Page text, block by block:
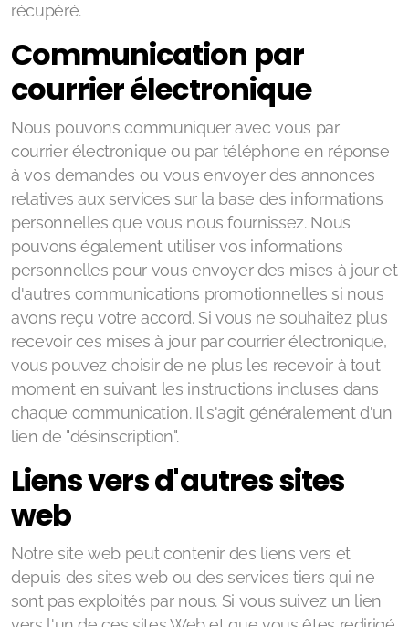
récupéré.
Communication par
courrier électronique
Nous pouvons communiquer avec vous par
courrier électronique ou par téléphone en réponse
à vos demandes ou vous envoyer des annonces
relatives aux services sur la base des informations
personnelles que vous nous fournissez. Nous
pouvons également utiliser vos informations
personnelles pour vous envoyer des mises à jour et
d'autres communications promotionnelles si nous
avons reçu votre accord. Si vous ne souhaitez plus
recevoir ces mises à jour par courrier électronique,
vous pouvez choisir de ne plus les recevoir à tout
moment en suivant les instructions incluses dans
chaque communication. Il s'agit généralement d'un
lien de "désinscription".
Liens vers d'autres sites
web
Notre site web peut contenir des liens vers et
depuis des sites web ou des services tiers qui ne
sont pas exploités par nous. Si vous suivez un lien